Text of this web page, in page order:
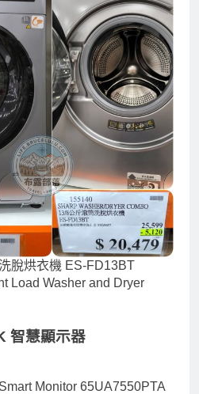
脫烘衣機 ES-FD13BT
Load Washer and Dryer
智慧顯示器
Monitor 65UA7550PTA